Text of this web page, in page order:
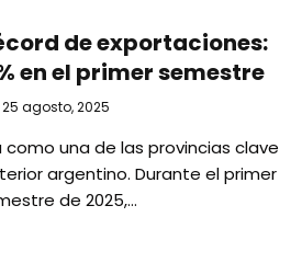
de exportaciones:
en el primer semestre
25 agosto, 2025
una de las provincias clave
argentino. Durante el primer
de 2025,…